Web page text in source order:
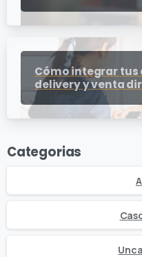
Cómo integrar tus
delivery y venta
punto de venta
Categorias